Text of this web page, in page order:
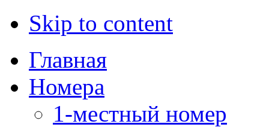
Skip to content
Главная
Номера
1-местный номер